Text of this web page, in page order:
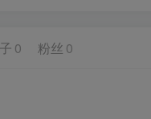
0 粉丝 0